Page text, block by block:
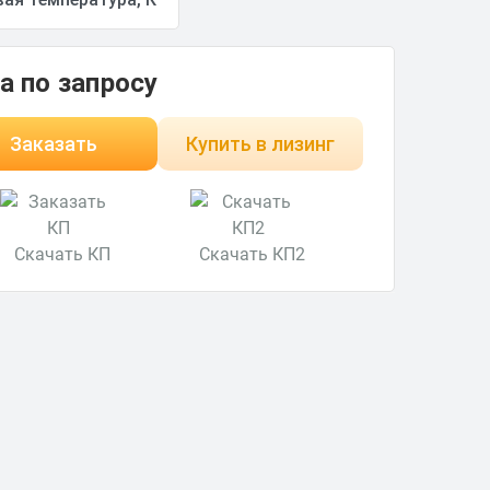
по запросу
Заказать Купить в лизинг
Скачать КП Скачать КП2